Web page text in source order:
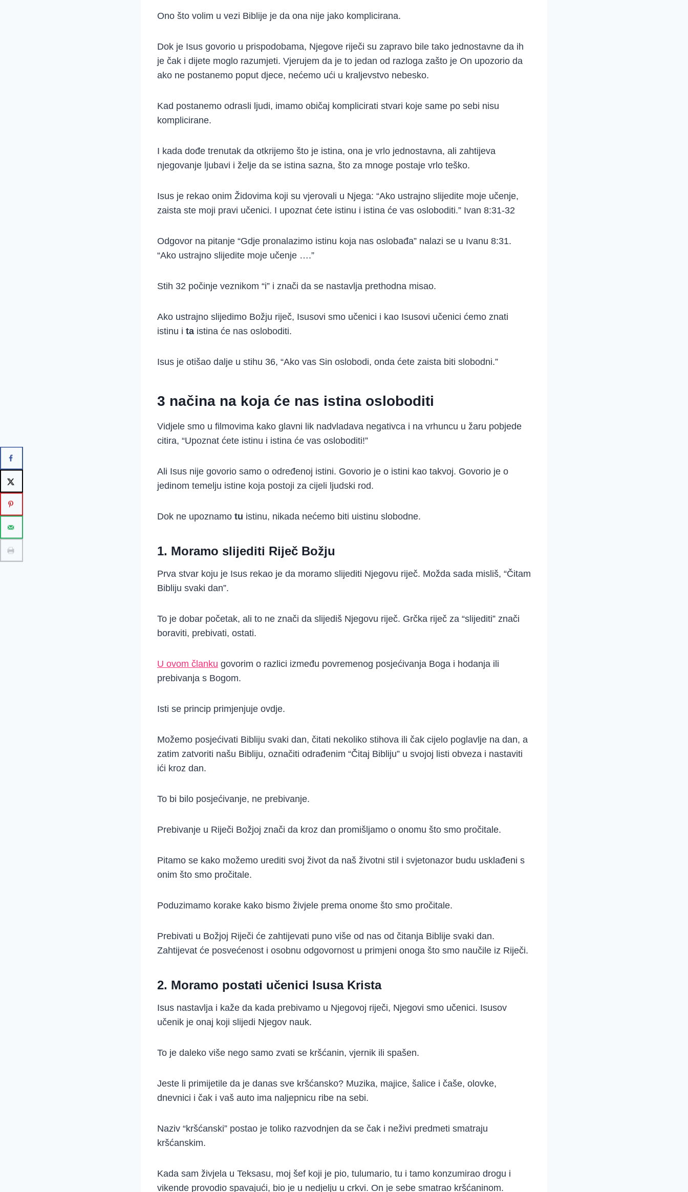
Ono što volim u vezi Biblije je da ona nije jako komplicirana.
Dok je Isus govorio u prispodobama, Njegove riječi su zapravo bile tako jednostavne da ih
je čak i dijete moglo razumjeti. Vjerujem da je to jedan od razloga zašto je On upozorio da
ako ne postanemo poput djece, nećemo ući u kraljevstvo nebesko.
Kad postanemo odrasli ljudi, imamo običaj komplicirati stvari koje same po sebi nisu
komplicirane.
I kada dođe trenutak da otkrijemo što je istina, ona je vrlo jednostavna, ali zahtijeva
njegovanje ljubavi i želje da se istina sazna, što za mnoge postaje vrlo teško.
Isus je rekao onim Židovima koji su vjerovali u Njega: “Ako ustrajno slijedite moje učenje,
zaista ste moji pravi učenici. I upoznat ćete istinu i istina će vas osloboditi.” Ivan 8:31-32
Odgovor na pitanje “Gdje pronalazimo istinu koja nas oslobađa” nalazi se u Ivanu 8:31.
“Ako ustrajno slijedite moje učenje ….”
Stih 32 počinje veznikom “i” i znači da se nastavlja prethodna misao.
Ako ustrajno slijedimo Božju riječ, Isusovi smo učenici i kao Isusovi učenici ćemo znati
istinu i ta istina će nas osloboditi.
Isus je otišao dalje u stihu 36, “Ako vas Sin oslobodi, onda ćete zaista biti slobodni.”
3 načina na koja će nas istina osloboditi
Vidjele smo u filmovima kako glavni lik nadvladava negativca i na vrhuncu u žaru pobjede
citira, “Upoznat ćete istinu i istina će vas osloboditi!”
Ali Isus nije govorio samo o određenoj istini. Govorio je o istini kao takvoj. Govorio je o
jedinom temelju istine koja postoji za cijeli ljudski rod.
Dok ne upoznamo tu istinu, nikada nećemo biti uistinu slobodne.
1. Moramo slijediti Riječ Božju
Prva stvar koju je Isus rekao je da moramo slijediti Njegovu riječ. Možda sada misliš, “Čitam
Bibliju svaki dan”.
To je dobar početak, ali to ne znači da slijediš Njegovu riječ. Grčka riječ za “slijediti” znači
boraviti, prebivati, ostati.
U ovom članku govorim o razlici između povremenog posjećivanja Boga i hodanja ili
prebivanja s Bogom.
Isti se princip primjenjuje ovdje.
Možemo posjećivati Bibliju svaki dan, čitati nekoliko stihova ili čak cijelo poglavlje na dan, a
zatim zatvoriti našu Bibliju, označiti odrađenim “Čitaj Bibliju” u svojoj listi obveza i nastaviti
ići kroz dan.
To bi bilo posjećivanje, ne prebivanje.
Prebivanje u Riječi Božjoj znači da kroz dan promišljamo o onomu što smo pročitale.
Pitamo se kako možemo urediti svoj život da naš životni stil i svjetonazor budu usklađeni s
onim što smo pročitale.
Poduzimamo korake kako bismo živjele prema onome što smo pročitale.
Prebivati u Božjoj Riječi će zahtijevati puno više od nas od čitanja Biblije svaki dan.
Zahtijevat će posvećenost i osobnu odgovornost u primjeni onoga što smo naučile iz Riječi.
2. Moramo postati učenici Isusa Krista
Isus nastavlja i kaže da kada prebivamo u Njegovoj riječi, Njegovi smo učenici. Isusov
učenik je onaj koji slijedi Njegov nauk.
To je daleko više nego samo zvati se kršćanin, vjernik ili spašen.
Jeste li primijetile da je danas sve kršćansko? Muzika, majice, šalice i čaše, olovke,
dnevnici i čak i vaš auto ima naljepnicu ribe na sebi.
Naziv “kršćanski” postao je toliko razvodnjen da se čak i neživi predmeti smatraju
kršćanskim.
Kada sam živjela u Teksasu, moj šef koji je pio, tulumario, tu i tamo konzumirao drogu i
vikende provodio spavajući, bio je u nedjelju u crkvi. On je sebe smatrao kršćaninom.